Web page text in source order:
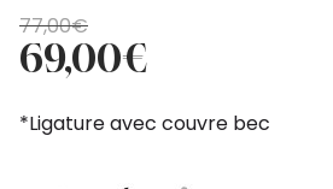
77,00€
Le
prix
initial
était :
77,00€.
69,00€
Le
prix
actuel
est :
69,00€.
*Ligature avec couvre bec